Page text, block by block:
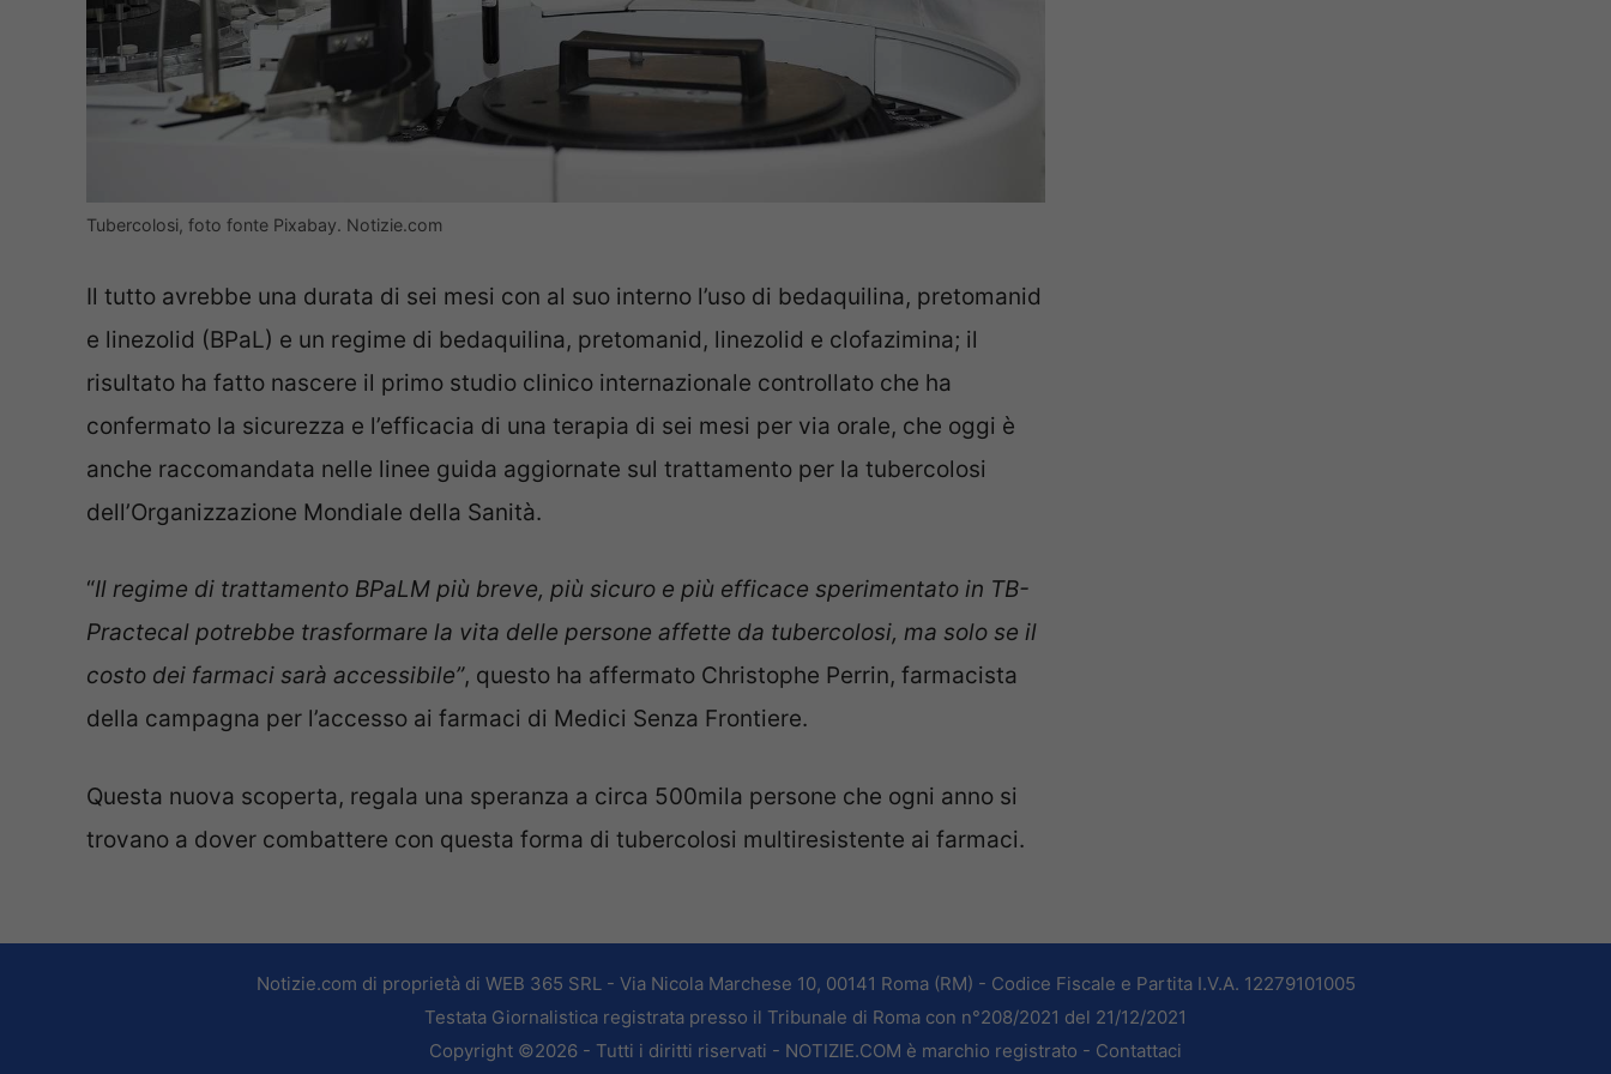
Tubercolosi, foto fonte Pixabay. Notizie.com
Il tutto avrebbe una durata di sei mesi con al suo interno l’uso di bedaquilina, pretomanid
e linezolid (BPaL) e un regime di bedaquilina, pretomanid, linezolid e clofazimina; il
risultato ha fatto nascere il primo studio clinico internazionale controllato che ha
confermato la sicurezza e l’efficacia di una terapia di sei mesi per via orale, che oggi è
anche raccomandata nelle linee guida aggiornate sul trattamento per la tubercolosi
dell’Organizzazione Mondiale della Sanità.
“Il regime di trattamento BPaLM più breve, più sicuro e più efficace sperimentato in TB-
Practecal potrebbe trasformare la vita delle persone affette da tubercolosi, ma solo se il
costo dei farmaci sarà accessibile”, questo ha affermato Christophe Perrin, farmacista
della campagna per l’accesso ai farmaci di Medici Senza Frontiere.
Questa nuova scoperta, regala una speranza a circa 500mila persone che ogni anno si
trovano a dover combattere con questa forma di tubercolosi multiresistente ai farmaci.
Notizie.com di proprietà di WEB 365 SRL - Via Nicola Marchese 10, 00141 Roma (RM) - Codice Fiscale e Partita I.V.A. 12279101005
Testata Giornalistica registrata presso il Tribunale di Roma con n°208/2021 del 21/12/2021
Copyright ©2026 - Tutti i diritti riservati - NOTIZIE.COM è marchio registrato - Contattaci